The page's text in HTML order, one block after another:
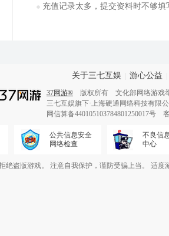
充值记录太多，提交资料时不够填
关于三七互娱 游心公益
37网游® 版权所有 文化部网络游戏举
三七互娱旗下·上海硬通网络科技有限
网信算备440105103784801250017号
公共信息安全
网络检查
不良信
中心
绝盗版游戏。 注意自我保护，谨防受骗上当。 适